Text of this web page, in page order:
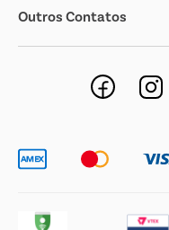
Outros Contatos
Negócios Imobiliários
Novos Fornecedores